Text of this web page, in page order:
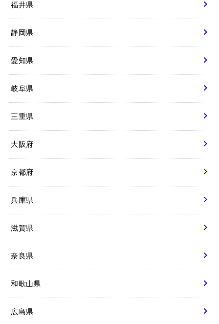
福井県
静岡県
愛知県
岐阜県
三重県
大阪府
京都府
兵庫県
滋賀県
奈良県
和歌山県
広島県